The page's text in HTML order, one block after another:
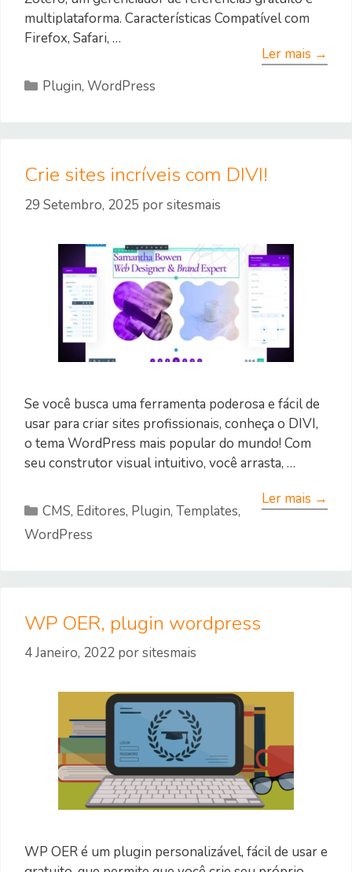
multiplataforma. Características Compatível com
Firefox, Safari, …
Ler mais →
Categorias
Plugin,WordPress
Crie sites incríveis com DIVI!
29 Setembro, 2025 porsitesmais
Se você busca uma ferramenta poderosa e fácil de
usar para criar sites profissionais, conheça o DIVI,
o tema WordPress mais popular do mundo! Com
seu construtor visual intuitivo, você arrasta, …
Ler mais →
Categorias
CMS, Editores, Plugin,Templates,
WordPress
WP OER, plugin wordpress
4 Janeiro, 2022 porsitesmais
WP OER é um plugin personalizável, fácil de usar e